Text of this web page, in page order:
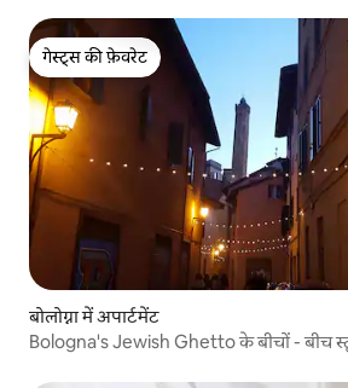
गेस्ट्स की फ़ेवरेट
गेस्ट्स की फ़ेवरेट
बोलोग्ना में अपार्टमेंट
Bologna's Jewish Ghetto के बीचों - बीच